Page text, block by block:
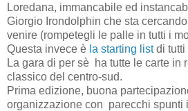
Loredana, immancabile ed
Giorgio Irondolphin che sta
venire (rompetegli le palle in tutti i
Questa invece è la starting listdi tutti
La gara di per sè ha tutte le carte in
classico del centro-sud.
Prima edizione, buona
organizzazione con parecchi spunti